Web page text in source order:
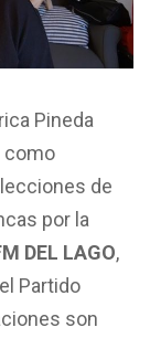
Pineda
como
de
por la
DEL LAGO,
Partido
son